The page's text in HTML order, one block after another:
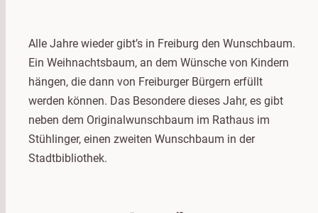
Alle Jahre wieder gibt’s in Freiburg den Wunschbaum.
Ein Weihnachtsbaum, an dem Wünsche von Kindern
hängen, die dann von Freiburger Bürgern erfüllt
werden können. Das Besondere dieses Jahr, es gibt
neben dem Originalwunschbaum im Rathaus im
Stühlinger, einen zweiten Wunschbaum in der
Stadtbibliothek.